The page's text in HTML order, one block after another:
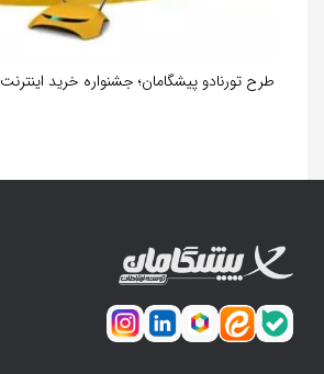
طرح تورنادو پیشگامان؛ جشنواره خرید اینترنت ADSL و TD-LTE